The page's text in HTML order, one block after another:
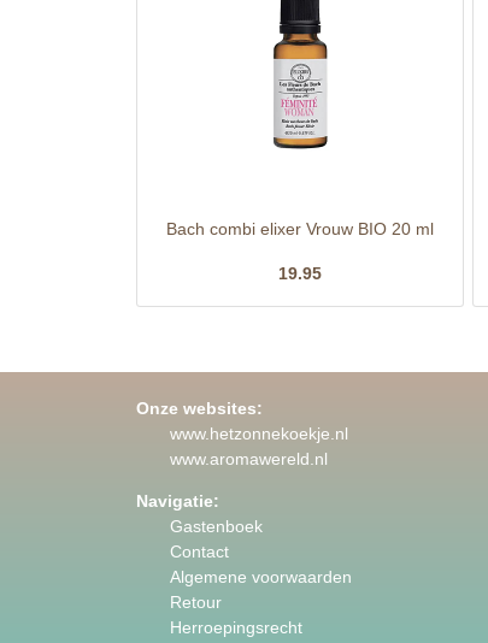
Bach combi elixer Vrouw BIO 20 ml
19.95
Onze websites:
www.hetzonnekoekje.nl
www.aromawereld.nl
Navigatie:
Gastenboek
Contact
Algemene voorwaarden
Retour
Herroepingsrecht